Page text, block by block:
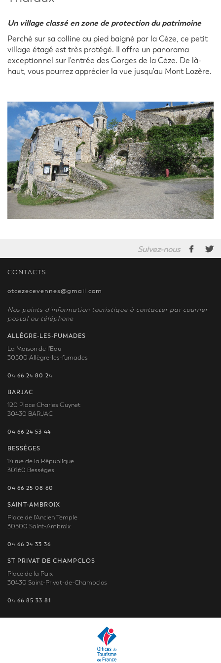
Un village classé en zone de protection du patrimoine
Perché sur sa colline au pied baigné par la Cèze, ce petit
village étagé est très protégé. Il offre un panorama
exceptionnel sur l'entrée des Gorges de la Cèze. De là-
haut, vous pourrez apprécier la vue jusqu'au Mont Lozère.
Suivez-nous
CONTACTS
otcezecevennes@gmail.com
Nos points d’information touristique à contacter par courrier
postal ou téléphone
ALLÈGRE-LES-FUMADES
La Maison de l'Eau
30500 Allègre-les-fumades
04 66 24 80 24
BARJAC
120 Place Charles Guynet
30430 BARJAC
04 66 24 53 44
BESSÈGES
14 rue de la République
30160 Bessèges
04 66 25 08 60
SAINT-AMBROIX
Place de l'Ancien Temple
30500 Saint-Ambroix
04 66 24 33 36
ST PRIVAT DE CHAMPCLOS
Place de la Paix
30430 Saint-Privat-de-Champclos
04 66 85 33 81